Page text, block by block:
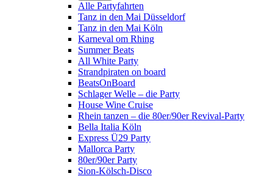
Alle Partyfahrten
Tanz in den Mai Düsseldorf
Tanz in den Mai Köln
Karneval om Rhing
Summer Beats
All White Party
Strandpiraten on board
BeatsOnBoard
Schlager Welle – die Party
House Wine Cruise
Rhein tanzen – die 80er/90er Revival-Party
Bella Italia Köln
Express Ü29 Party
Mallorca Party
80er/90er Party
Sion-Kölsch-Disco